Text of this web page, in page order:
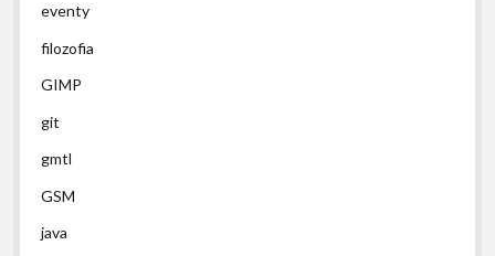
eventy
filozofia
GIMP
git
gmtl
GSM
java